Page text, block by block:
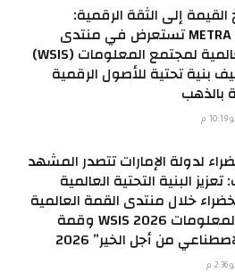
إلى الثقة الرقمية:
مجموعة METRA تستعرض في منتدى
القمة العالمية لمجتمع المعلومات (WSIS)
بجنيف بنية تحتية للأصول الرقمية
بالذهب
لدولة الإمارات تتصدر المشهد
البنية التحتية العالمية
خلال منتدى القمة العالمية
لمجتمع المعلومات WSIS 2026 وقمة
من أجل الخير” 2026